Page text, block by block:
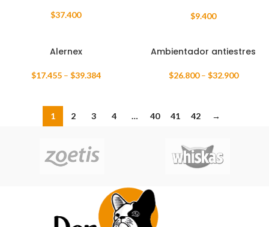
$37.400 $9.400
Alernex
$17.455 – $39.384
Ambientador antiestres
$26.800 – $32.900
1 2 3 4 … 40 41 42 →